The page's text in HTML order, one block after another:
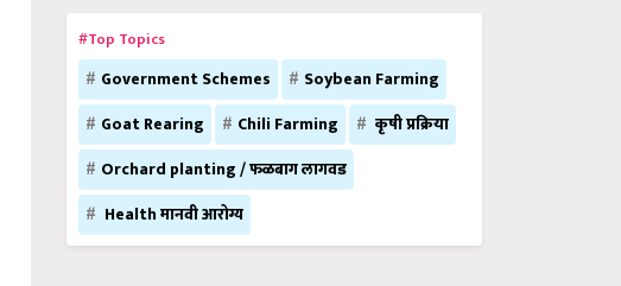
#Top Topics
Government Schemes
Soybean Farming
Goat Rearing
Chili Farming
कृषी प्रक्रिया
Orchard planting / फळबाग लागवड
Health मानवी आरोग्य